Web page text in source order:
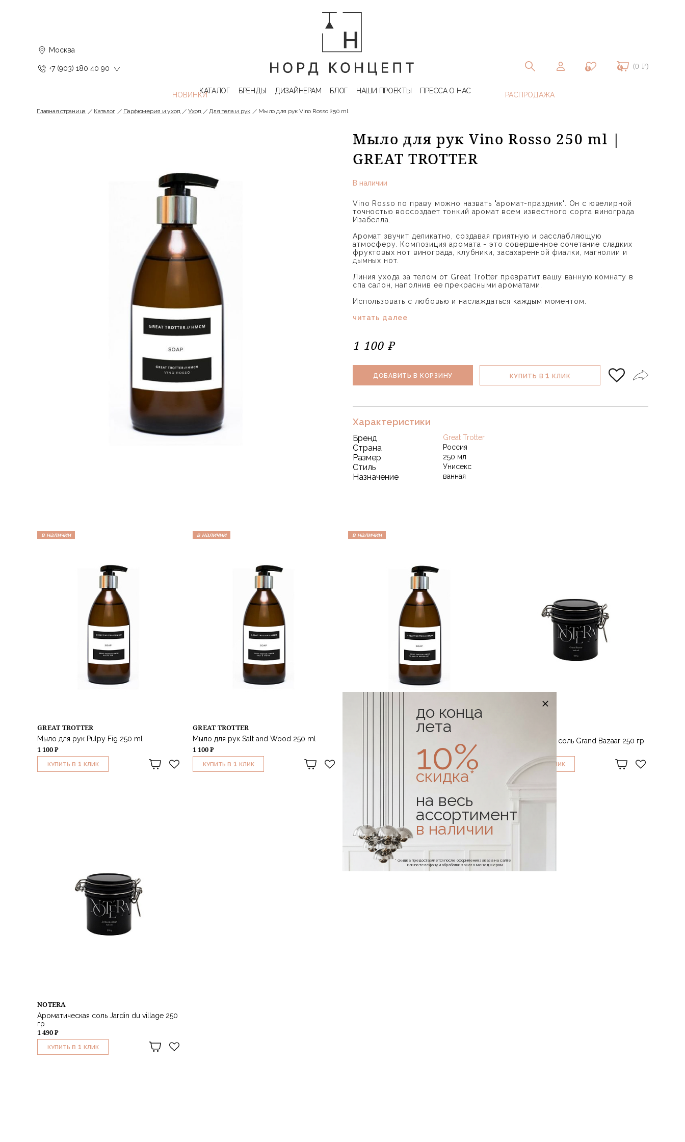
Москва
+7 (903) 180 40 90 0 0 (0 ₽)
КАТАЛОГ БРЕНДЫ ДИЗАЙНЕРАМ БЛОГ НАШИ ПРОЕКТЫ ПРЕССА О НАС
Главная страница Каталог Парфюмерия и уход Уход Для тела и рук Мыло для рук Vino Rosso 250 ml
Мыло для рук Vino Rosso 250 ml |
GREAT TROTTER
В наличии
Vino Rosso по праву можно назвать "аромат-праздник". Он с ювелирной
точностью воссоздает тонкий аромат всем известного сорта винограда
Изабелла.
Аромат звучит деликатно, создавая приятную и расслабляющую
атмосферу. Композиция аромата - это совершенное сочетание сладких
фруктовых нот винограда, клубники, засахаренной фиалки, магнолии и
дымных нот.
Линия ухода за телом от Great Trotter превратит вашу ванную комнату в
спа салон, наполнив ее прекрасными ароматами.
Использовать с любовью и наслаждаться каждым моментом.
читать далее
1 100 ₽
ДОБАВИТЬ В КОРЗИНУ КУПИТЬ В1 КЛИК
Характеристики
Бренд Great Trotter
Страна Россия
Размер 250 мл
Стиль Унисекс
Назначение ванная
в наличии
GREAT TROTTER
Мыло для рук Pulpy Fig 250 ml
1 100 ₽
КУПИТЬ В 1 КЛИК
в наличии
GREAT TROTTER
Мыло для рук Salt and Wood 250 ml
1 100 ₽
КУПИТЬ В 1 КЛИК
в наличии
Ароматическая соль Grand Bazaar 250 гр
КУПИТЬ В 1 КЛИК
NOTERA
Ароматическая соль Jardin du village 250
гр
1 490 ₽
КУПИТЬ В 1 КЛИК
до конца
лета
10%
скидка*
на весь
ассортимент
в наличии
* скидка предоставляется после оформления заказа на сайте
или по телефону и обработки заказа менеджером